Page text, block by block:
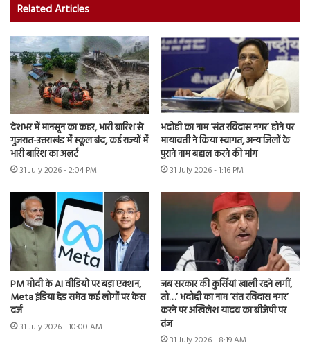
Related Articles
देशभर में मानसून का कहर, भारी बारिश से
गुजरात-उत्तराखंड में स्कूल बंद, कई राज्यों में
भारी बारिश का अलर्ट
31 July 2026 - 2:04 PM
भदोही का नाम ‘संत रविदास नगर’ होने पर
मायावती ने किया स्वागत, अन्य जिलों के
पुराने नाम बहाल करने की मांग
31 July 2026 - 1:16 PM
PM मोदी के AI वीडियो पर बड़ा एक्शन,
Meta इंडिया हेड समेत कई लोगों पर केस
दर्ज
31 July 2026 - 10:00 AM
जब सरकार की कुर्सियां खाली रहने लगीं,
तो…’ भदोही का नाम ‘संत रविदास नगर’
करने पर अखिलेश यादव का बीजेपी पर
तंज
31 July 2026 - 8:19 AM